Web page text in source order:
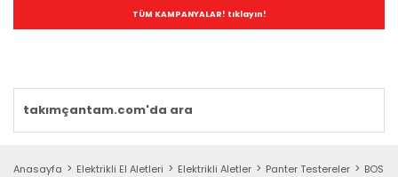
TÜM KAMPANYALAR! tıklayın!
Anasayfa Elektrikli El Aletleri Elektrikli Aletler Panter Testereler